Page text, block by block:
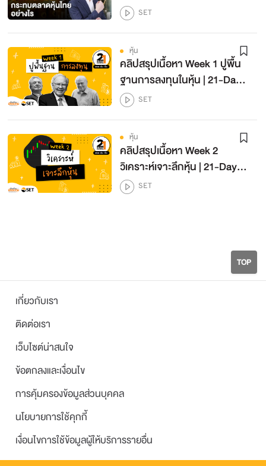
12
ไม่อยากขาดทุนเยอะ ตั้ง Stop Loss ยังไงดี? |
ลงทุนหุ้นด้วย Settrade Streaming EP.12
โดย SET
13
ถ้าอยากใช้กราฟเทคนิค เริ่มต้นอย่างไร? | ลงทุนหุ้น
ด้วย Settrade Streaming EP.13
โดย SET
14
ใช้ Chart Pattern ช่วยวิเคราะห์แนวโน้มราคา ได้
อย่างไร? | ลงทุนหุ้นด้วย Settrade Streaming
15
จับจังหวะซื้อขายหุ้นด้วย Indicators แบบไหน ยังไง
ดี? | ลงทุนหุ้นด้วย Settrade Streaming EP.15
โดย SET
SET
หุ้น
คลิปสรุปเนื้อหา Week 1 ปูพื้น
ฐานการลงทุนในหุ้น | 21-Day
Challenge เทรด-หุ้น-เป็น
Season 2
SET
หุ้น
คลิปสรุปเนื้อหา Week 2
วิเคราะห์เจาะลึกหุ้น | 21-Day
Challenge เทรด-หุ้น-เป็น
Season 2
SET
TOP
เกี่ยวกับเรา
ติดต่อเรา
เว็บไซต์น่าสนใจ
ข้อตกลงและเงื่อนไข
การคุ้มครองข้อมูลส่วนบุคคล
นโยบายการใช้คุกกี้
เงื่อนไขการใช้ข้อมูลผู้ให้บริการรายอื่น